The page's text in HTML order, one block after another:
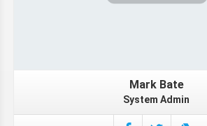
Mark Bate
System Admin